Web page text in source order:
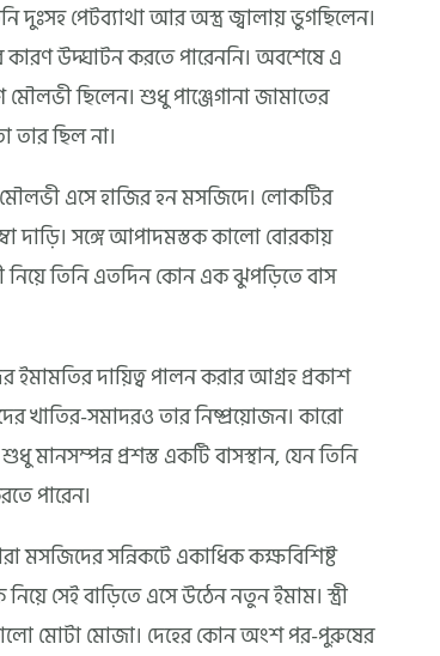
দুঃসহ পেটব্যাথা আর অস্ত্র জ্বালায় ভুগছিলেন।
উদ্ঘাটন করতে পারেননি। অবশেষে এ
ছিলেন। শুধু পাঞ্জেগানা জামাতের
ছিল না।
এসে হাজির হন মসজিদে। লোকটির
দাড়ি। সঙ্গে আপাদমস্তক কালো বোরকায়
নিয়ে তিনি এতদিন কোন এক ঝুপড়িতে বাস
দায়িত্ব পালন করার আগ্রহ প্রকাশ
খাতির-সমাদরও তার নিষ্প্রয়োজন। কারো
মানসম্পন্ন প্রশস্ত একটি বাসস্থান, যেন তিনি
পারেন।
মসজিদের সন্নিকটে একাধিক কক্ষবিশিষ্ট
সেই বাড়িতে এসে উঠেন নতুন ইমাম। স্ত্রী
মোটা মোজা। দেহের কোন অংশ পর-পুরুষের